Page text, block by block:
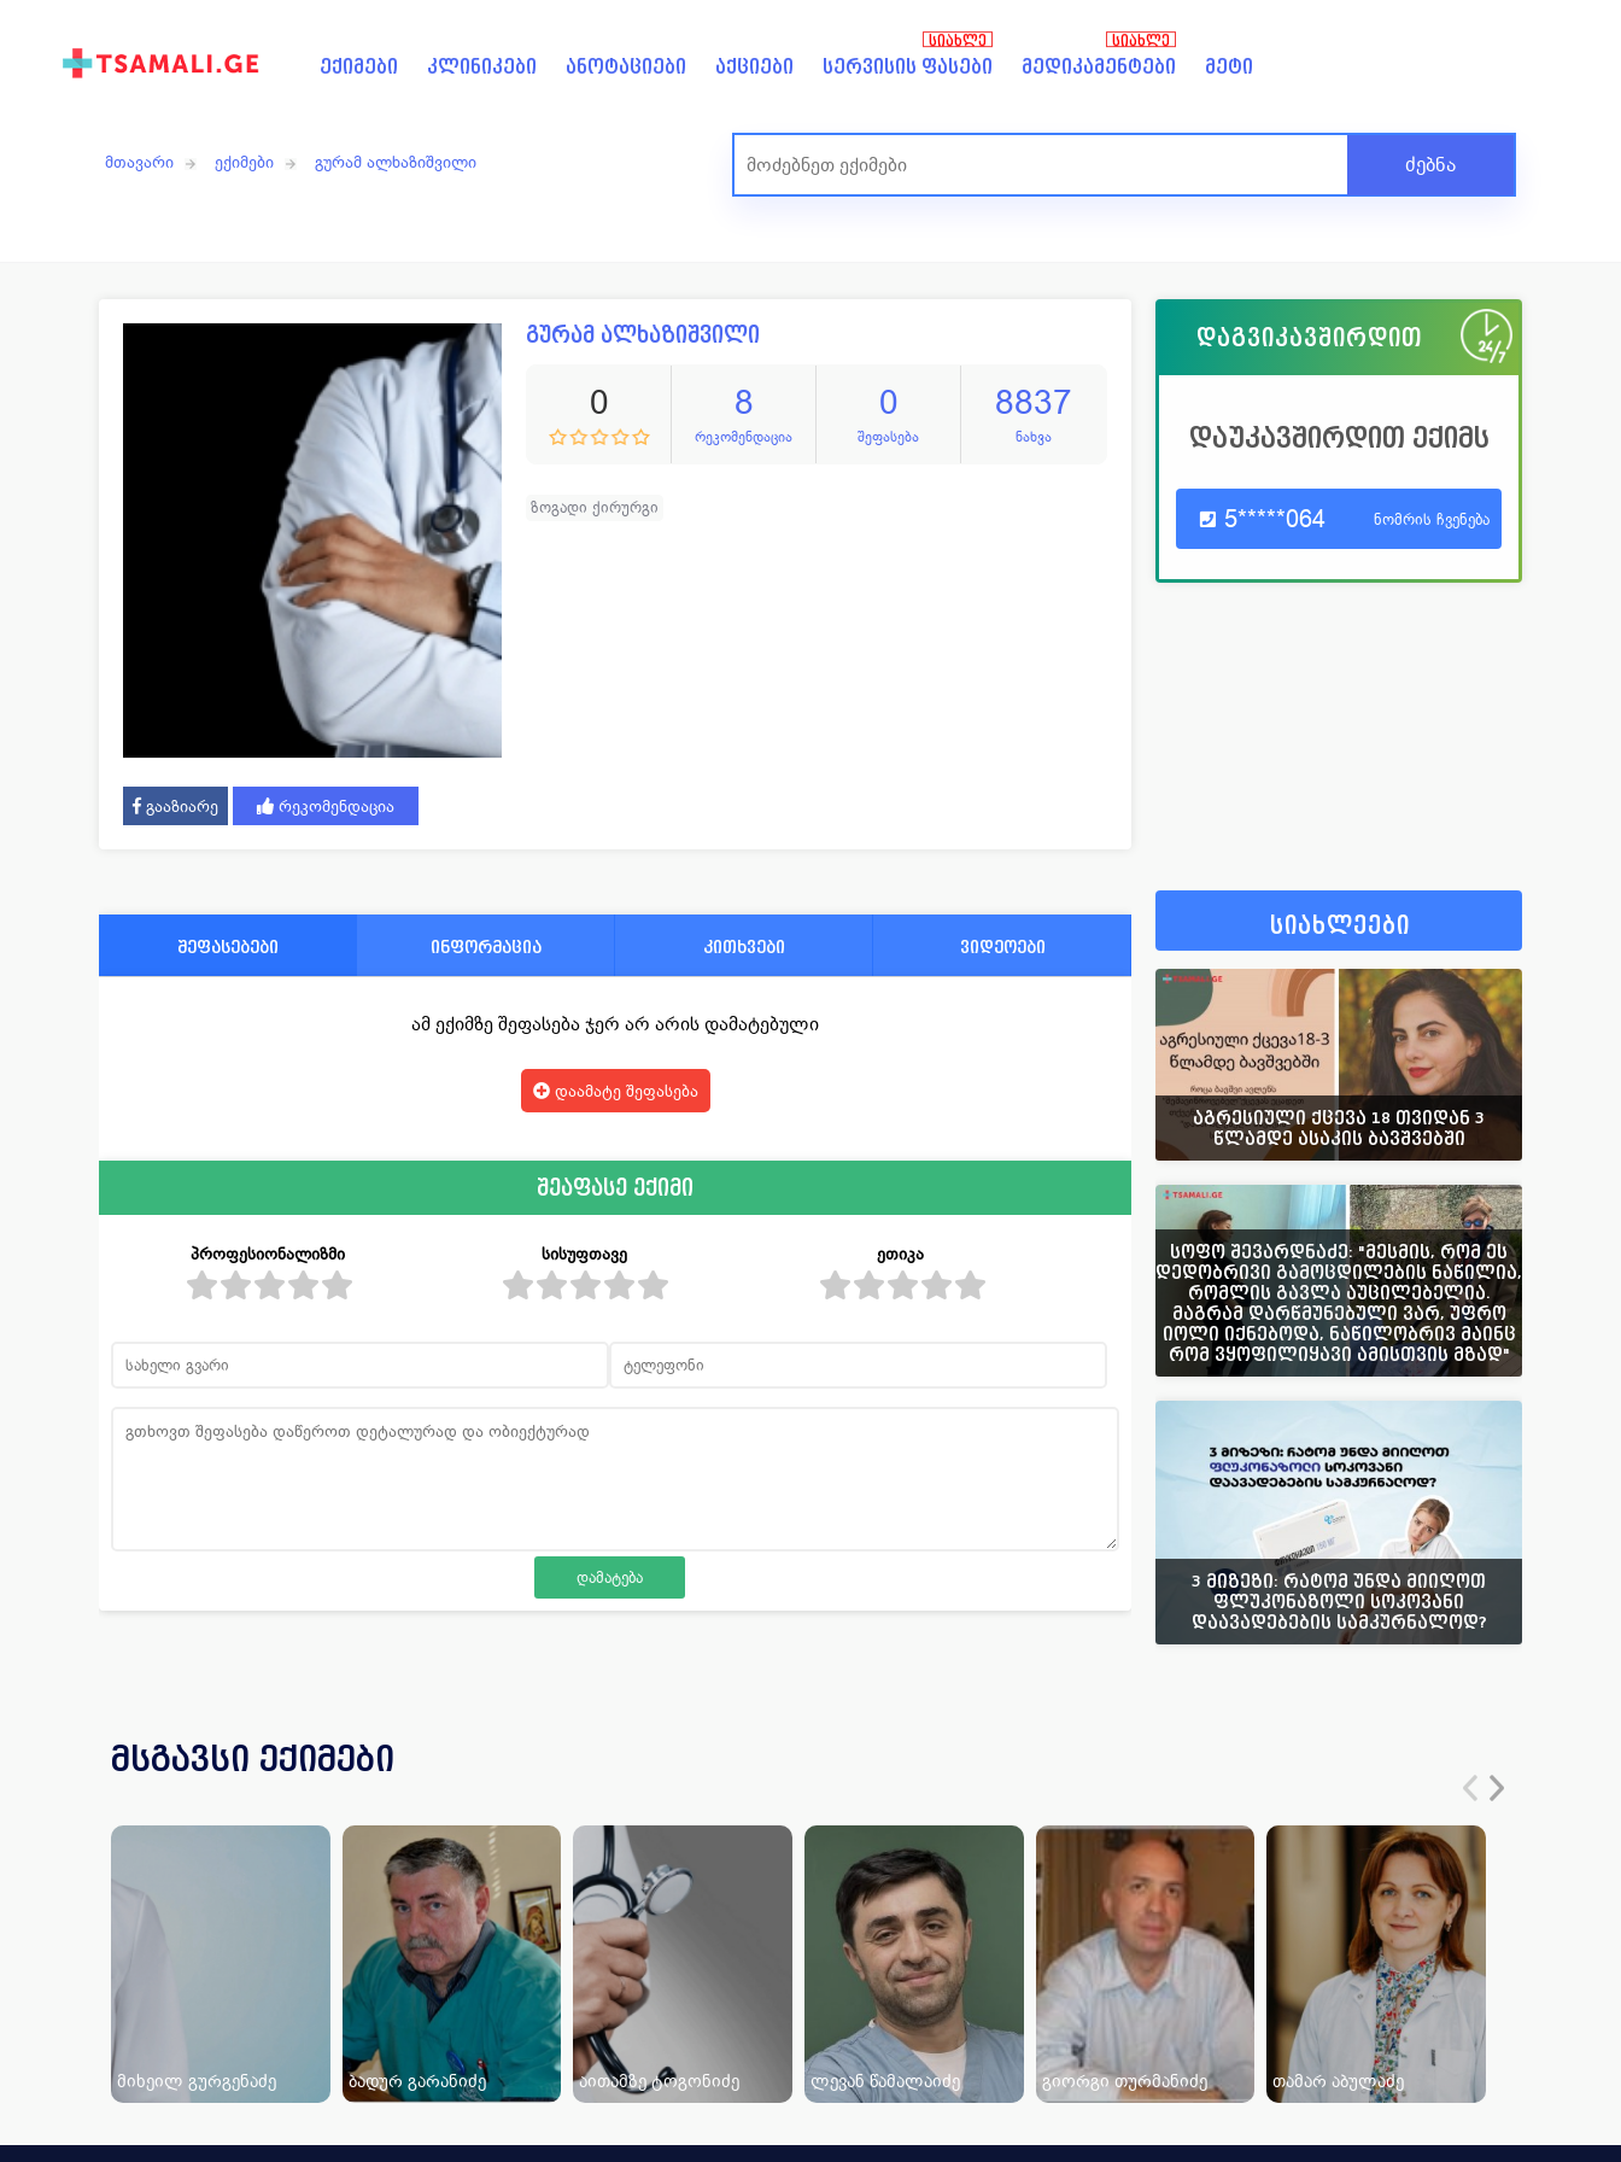
ექიმები კლინიკები ანოტაციები აქციები სერვისის ფასები
ᲡᲘᲐᲮᲚᲔ
მედიკამენტები
ᲡᲘᲐᲮᲚᲔ
მეტი
მთავარი ექიმები გურამ ალხაზიშვილი ძებნა
გააზიარე რეკომენდაცია
გურამ ალხაზიშვილი
0 8
რეკომენდაცია
0
შეფასება
8837
ნახვა
ზოგადი ქირურგი
დაგვიკავშირდით
დაუკავშირდით ექიმს
5*****064 ნომრის ჩვენება
შეფასებები ინფორმაცია კითხვები ვიდეოები
ამ ექიმზე შეფასება ჯერ არ არის დამატებული
დაამატე შეფასება
შეაფასე ექიმი
პროფესიონალიზმი სისუფთავე ეთიკა
სიახლეები
აგრესიული ქცევა 18 თვიდან 3
წლამდე ასაკის ბავშვებში
სოფო შევარდნაძე: "მესმის, რომ ეს
დედობრივი გამოცდილების ნაწილია,
რომლის გავლა აუცილებელია.
მაგრამ დარწმუნებული ვარ, უფრო
იოლი იქნებოდა, ნაწილობრივ მაინც
რომ ვყოფილიყავი ამისთვის მზად"
3 მიზეზი: რატომ უნდა მიიღოთ
ფლუკონაზოლი სოკოვანი
დაავადებების სამკურნალოდ?
მსგავსი ექიმები
მიხეილ გურგენაძე ბადურ გარანიძე აითამზე ტოგონიძე ლევან წამალაიძე გიორგი თურმანიძე თამარ აბულაძე